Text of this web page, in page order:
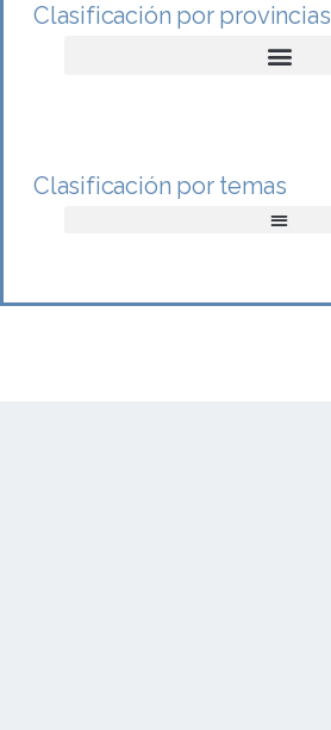
Clasificación por provincias
Clasificación por temas